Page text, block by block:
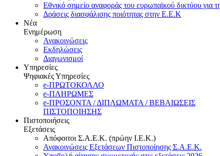
Εθνικό σημείο αναφοράς του ευρωπαϊκού δικτύου για
Δράσεις διασφάλισης ποιότητας στην Ε.Ε.Κ
Νέα
Ενημέρωση
Ανακοινώσεις
Εκδηλώσεις
Διαγωνισμοί
Υπηρεσίες
Ψηφιακές Υπηρεσίες
e-ΠΡΩΤΟΚΟΛΛΟ
e-ΠΛΗΡΩΜΕΣ
e-ΠΡΟΣΟΝΤΑ / ΔΙΠΛΩΜΑΤΑ / ΒΕΒΑΙΩΣΕΙΣ
ΠΙΣΤΟΠΟΙΗΣΗΣ
Πιστοποιήσεις
Εξετάσεις
Απόφοιτοι Σ.Α.Ε.Κ. (πρώην Ι.Ε.Κ.)
Ανακοινώσεις Εξετάσεων Πιστοποίησης Σ.Α.Ε.Κ.